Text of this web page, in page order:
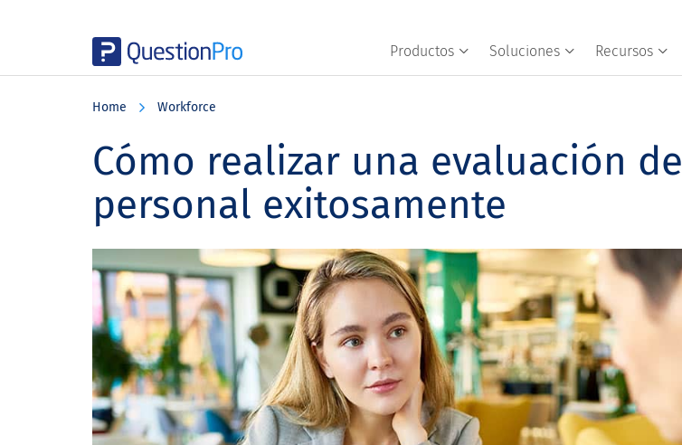
Productos Soluciones Recursos
Home Workforce
Cómo realizar una evaluación de
personal exitosamente